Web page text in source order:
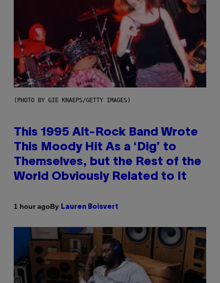
(PHOTO BY GIE KNAEPS/GETTY IMAGES)
This 1995 Alt-Rock Band Wrote
This Moody Hit As a ‘Dig’ to
Themselves, but the Rest of the
World Obviously Related to It
1 hour agoBy Lauren Boisvert